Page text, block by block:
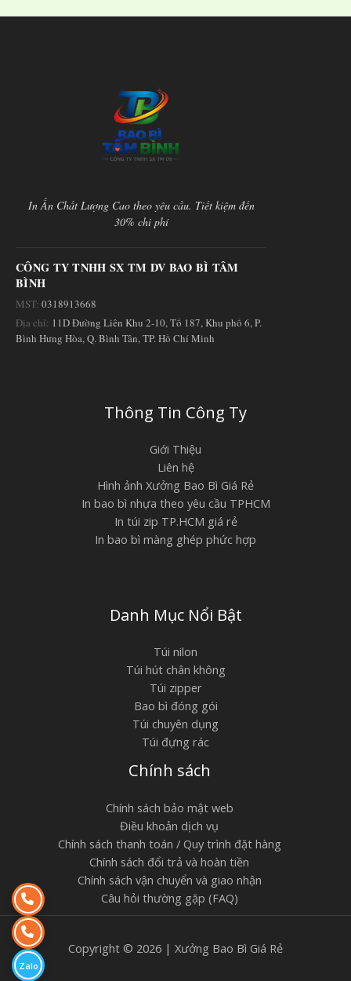
In Ấn Chất Lượng Cao theo yêu cầu. Tiết kiệm đến
30% chi phí
CÔNG TY TNHH SX TM DV BAO BÌ TÂM
BÌNH
MST: 0318913668
Địa chỉ: 11D Đường Liên Khu 2-10, Tổ 187, Khu phố 6, P.
Bình Hưng Hòa, Q. Bình Tân, TP. Hồ Chí Minh
Thông Tin Công Ty
Giới Thiệu
Liên hệ
Hình ảnh Xưởng Bao Bì Giá Rẻ
In bao bì nhựa theo yêu cầu TPHCM
In túi zip TP.HCM giá rẻ
In bao bì màng ghép phức hợp
Danh Mục Nổi Bật
Túi nilon
Túi hút chân không
Túi zipper
Bao bì đóng gói
Túi chuyên dụng
Túi đựng rác
Chính sách
Chính sách bảo mật web
Điều khoản dịch vụ
Chính sách thanh toán / Quy trình đặt hàng
Chính sách đổi trả và hoàn tiền
Chính sách vận chuyển và giao nhận
Câu hỏi thường gặp (FAQ)
Copyright © 2026 | Xưởng Bao Bì Giá Rẻ
Zalo